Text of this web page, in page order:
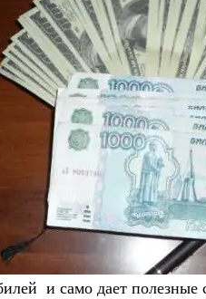
и само дает полезные